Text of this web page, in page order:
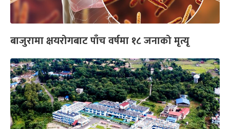
बाजुरामा क्षयरोगबाट पाँच वर्षमा १८ जनाको मृत्यृ